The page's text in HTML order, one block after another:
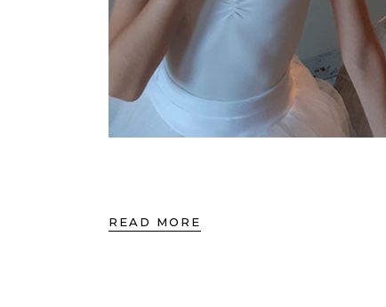
READ MORE